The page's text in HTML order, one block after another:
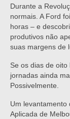
Durante a
normais. A Ford
horas – e
produtivos não
suas margens de
Se os dias de
jornadas ainda
Possivelmente.
Um levantamento
Aplicada de